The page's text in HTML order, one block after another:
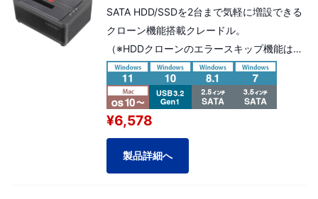
SATA HDD/SSDを2台まで気軽に増設できる
クローン機能搭載クレードル。
（※HDDクローンのエラースキップ機能は非
搭載です。）
本製品は延長保証 選択可能商品です。延長
保証料金（商品金額の5%）を加算する事に
よりプラス2年間の延長保証対応が可能で
す。
¥6,578
製品詳細へ